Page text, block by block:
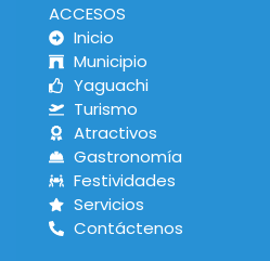
ACCESOS
Inicio
Municipio
Yaguachi
Turismo
Atractivos
Gastronomía
Festividades
Servicios
Contáctenos